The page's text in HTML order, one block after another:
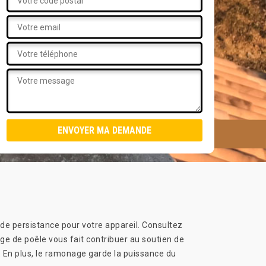
persistance pour votre appareil. Consultez
de poêle vous fait contribuer au soutien de
plus, le ramonage garde la puissance du